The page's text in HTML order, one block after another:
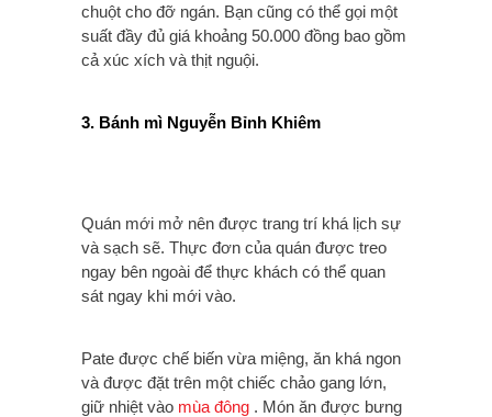
chuột cho đỡ ngán. Bạn cũng có thể gọi một
suất đầy đủ giá khoảng 50.000 đồng bao gồm
cả xúc xích và thịt nguội.
3. Bánh mì Nguyễn Bỉnh Khiêm
Quán mới mở nên được trang trí khá lịch sự
và sạch sẽ. Thực đơn của quán được treo
ngay bên ngoài để thực khách có thể quan
sát ngay khi mới vào.
Pate được chế biến vừa miệng, ăn khá ngon
và được đặt trên một chiếc chảo gang lớn,
giữ nhiệt vào mùa đông . Món ăn được bưng